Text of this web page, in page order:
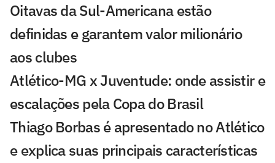
Oitavas da Sul-Americana estão
definidas e garantem valor milionário
aos clubes
Atlético-MG x Juventude: onde assistir e
escalações pela Copa do Brasil
Thiago Borbas é apresentado no Atlético
e explica suas principais características